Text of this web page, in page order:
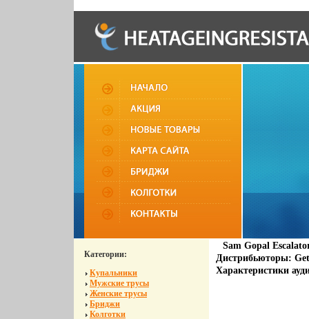
Категории:
Купальники
Мужские трусы
Женские трусы
Бриджи
Колготки
Sam Gopal
Дистрибьюторы:
Характеристики